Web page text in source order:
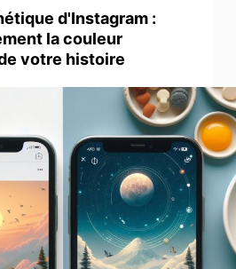
d'Instagram :
la couleur
votre histoire